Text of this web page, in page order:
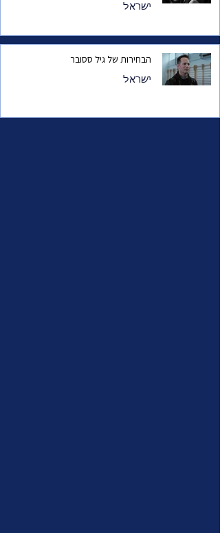
ישראל
הבחירות של גיל ססובר
ישראל